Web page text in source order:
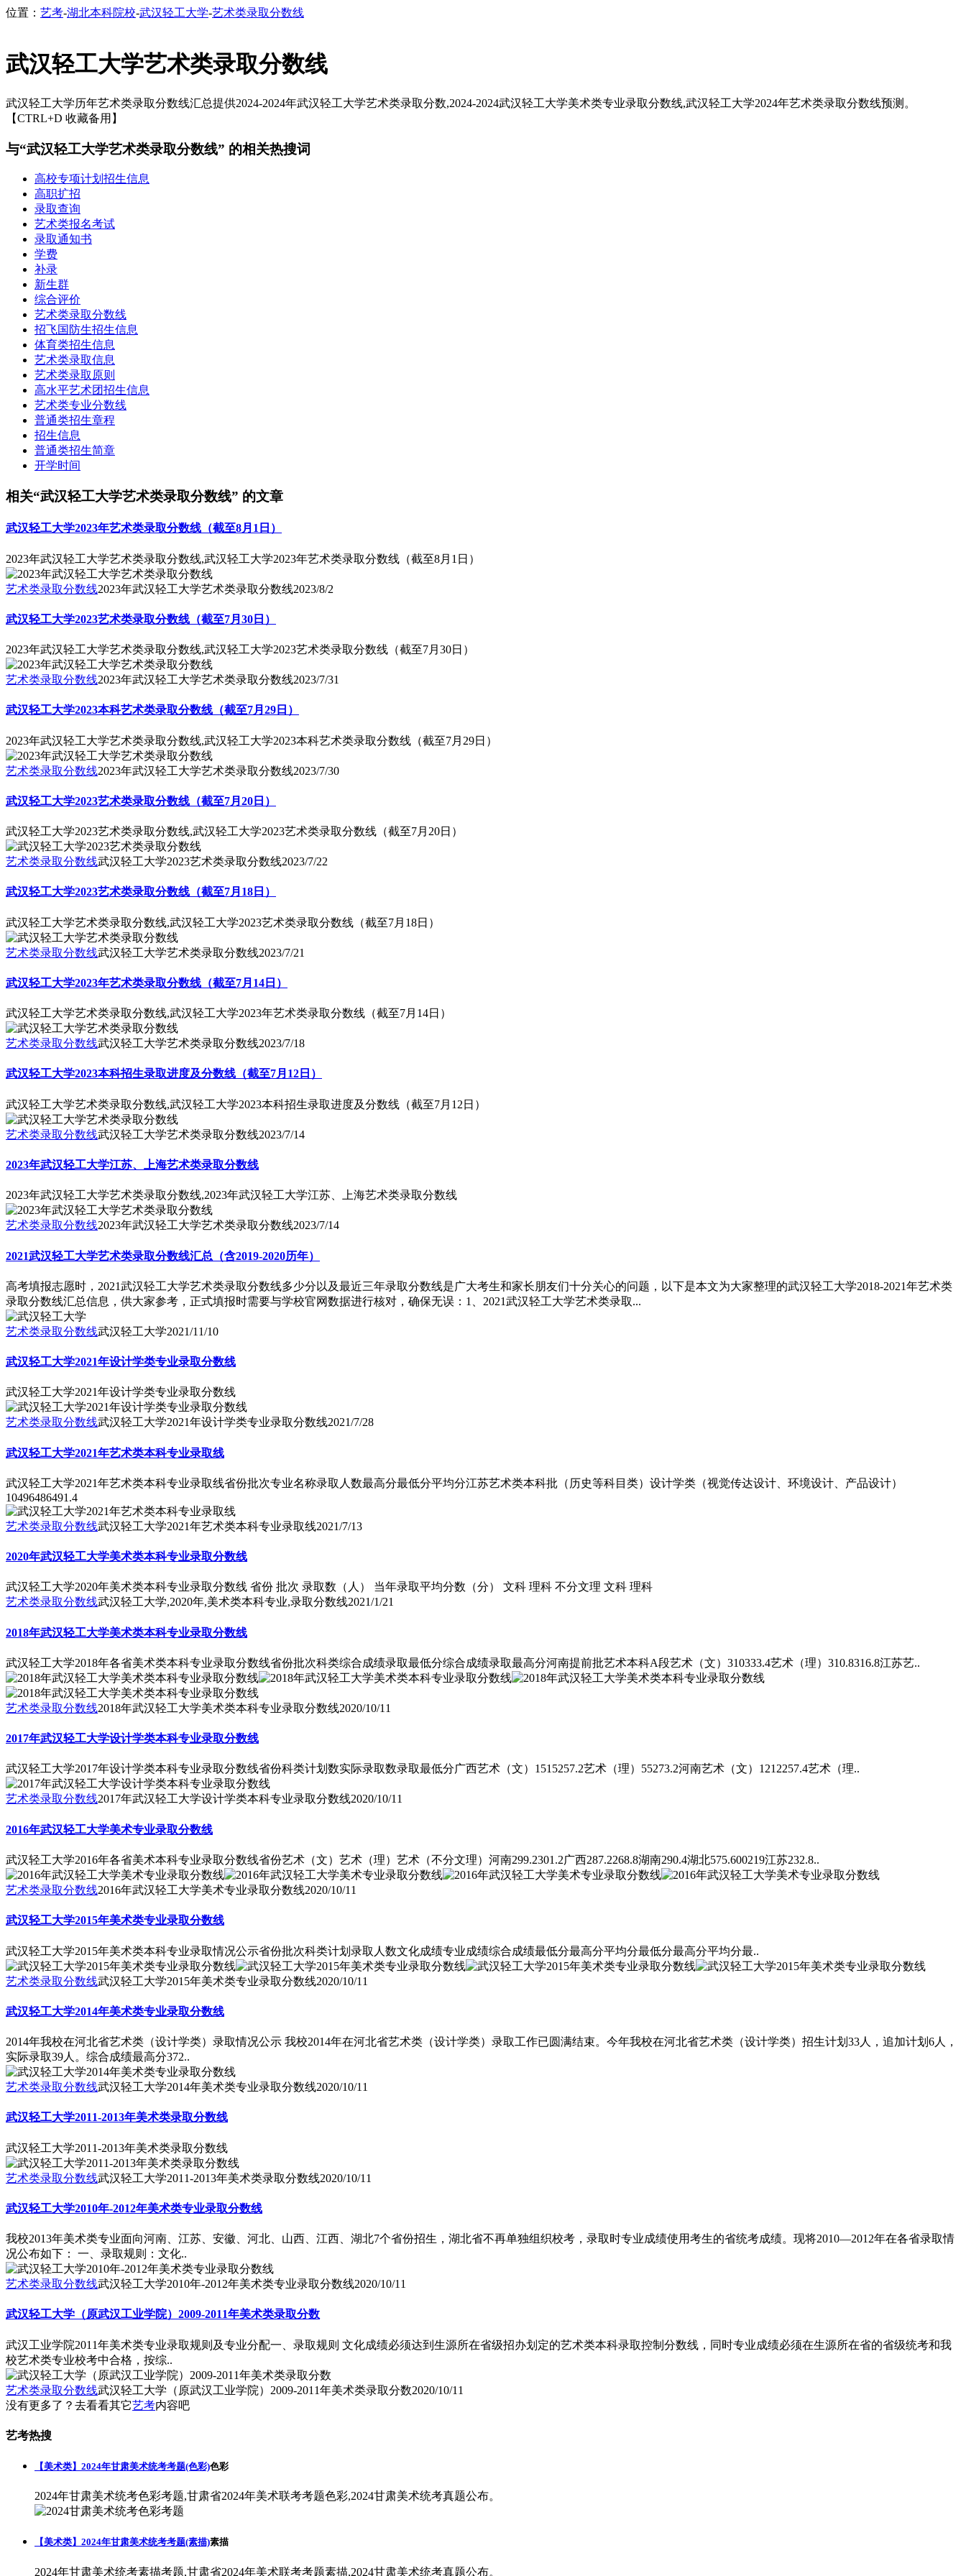
位置： 艺考-湖北本科院校-武汉轻工大学-艺术类录取分数线
武汉轻工大学艺术类录取分数线
武汉轻工大学历年艺术类录取分数线汇总提供2024-2024年武汉轻工大学艺术类录取分数,2024-2024武汉轻工大学美术类专业录取分数线,武汉轻工大学2024年艺术类录取分数线预测。
【CTRL+D 收藏备用】
与“武汉轻工大学艺术类录取分数线” 的相关热搜词
高校专项计划招生信息
高职扩招
录取查询
艺术类报名考试
录取通知书
学费
补录
新生群
综合评价
艺术类录取分数线
招飞国防生招生信息
体育类招生信息
艺术类录取信息
艺术类录取原则
高水平艺术团招生信息
艺术类专业分数线
普通类招生章程
招生信息
普通类招生简章
开学时间
相关“武汉轻工大学艺术类录取分数线” 的文章
武汉轻工大学2023年艺术类录取分数线（截至8月1日）
2023年武汉轻工大学艺术类录取分数线,武汉轻工大学2023年艺术类录取分数线（截至8月1日）
艺术类录取分数线2023年武汉轻工大学艺术类录取分数线2023/8/2
武汉轻工大学2023艺术类录取分数线（截至7月30日）
2023年武汉轻工大学艺术类录取分数线,武汉轻工大学2023艺术类录取分数线（截至7月30日）
艺术类录取分数线2023年武汉轻工大学艺术类录取分数线2023/7/31
武汉轻工大学2023本科艺术类录取分数线（截至7月29日）
2023年武汉轻工大学艺术类录取分数线,武汉轻工大学2023本科艺术类录取分数线（截至7月29日）
艺术类录取分数线2023年武汉轻工大学艺术类录取分数线2023/7/30
武汉轻工大学2023艺术类录取分数线（截至7月20日）
武汉轻工大学2023艺术类录取分数线,武汉轻工大学2023艺术类录取分数线（截至7月20日）
艺术类录取分数线武汉轻工大学2023艺术类录取分数线2023/7/22
武汉轻工大学2023艺术类录取分数线（截至7月18日）
武汉轻工大学艺术类录取分数线,武汉轻工大学2023艺术类录取分数线（截至7月18日）
艺术类录取分数线武汉轻工大学艺术类录取分数线2023/7/21
武汉轻工大学2023年艺术类录取分数线（截至7月14日）
武汉轻工大学艺术类录取分数线,武汉轻工大学2023年艺术类录取分数线（截至7月14日）
艺术类录取分数线武汉轻工大学艺术类录取分数线2023/7/18
武汉轻工大学2023本科招生录取进度及分数线（截至7月12日）
武汉轻工大学艺术类录取分数线,武汉轻工大学2023本科招生录取进度及分数线（截至7月12日）
艺术类录取分数线武汉轻工大学艺术类录取分数线2023/7/14
2023年武汉轻工大学江苏、上海艺术类录取分数线
2023年武汉轻工大学艺术类录取分数线,2023年武汉轻工大学江苏、上海艺术类录取分数线
艺术类录取分数线2023年武汉轻工大学艺术类录取分数线2023/7/14
2021武汉轻工大学艺术类录取分数线汇总（含2019-2020历年）
高考填报志愿时，2021武汉轻工大学艺术类录取分数线多少分以及最近三年录取分数线是广大考生和家长朋友们十分关心的问题，以下是本文为大家整理的武汉轻工大学2018-2021年艺术类
录取分数线汇总信息，供大家参考，正式填报时需要与学校官网数据进行核对，确保无误：1、2021武汉轻工大学艺术类录取...
艺术类录取分数线武汉轻工大学2021/11/10
武汉轻工大学2021年设计学类专业录取分数线
武汉轻工大学2021年设计学类专业录取分数线
艺术类录取分数线武汉轻工大学2021年设计学类专业录取分数线2021/7/28
武汉轻工大学2021年艺术类本科专业录取线
武汉轻工大学2021年艺术类本科专业录取线省份批次专业名称录取人数最高分最低分平均分江苏艺术类本科批（历史等科目类）设计学类（视觉传达设计、环境设计、产品设计）
10496486491.4
艺术类录取分数线武汉轻工大学2021年艺术类本科专业录取线2021/7/13
2020年武汉轻工大学美术类本科专业录取分数线
武汉轻工大学2020年美术类本科专业录取分数线 省份 批次 录取数（人） 当年录取平均分数（分） 文科 理科 不分文理 文科 理科
艺术类录取分数线武汉轻工大学,2020年,美术类本科专业,录取分数线2021/1/21
2018年武汉轻工大学美术类本科专业录取分数线
武汉轻工大学2018年各省美术类本科专业录取分数线省份批次科类综合成绩录取最低分综合成绩录取最高分河南提前批艺术本科A段艺术（文）310333.4艺术（理）310.8316.8江苏艺..
艺术类录取分数线2018年武汉轻工大学美术类本科专业录取分数线2020/10/11
2017年武汉轻工大学设计学类本科专业录取分数线
武汉轻工大学2017年设计学类本科专业录取分数线省份科类计划数实际录取数录取最低分广西艺术（文）1515257.2艺术（理）55273.2河南艺术（文）1212257.4艺术（理..
艺术类录取分数线2017年武汉轻工大学设计学类本科专业录取分数线2020/10/11
2016年武汉轻工大学美术专业录取分数线
武汉轻工大学2016年各省美术本科专业录取分数线省份艺术（文）艺术（理）艺术（不分文理）河南299.2301.2广西287.2268.8湖南290.4湖北575.600219江苏232.8..
艺术类录取分数线2016年武汉轻工大学美术专业录取分数线2020/10/11
武汉轻工大学2015年美术类专业录取分数线
武汉轻工大学2015年美术类本科专业录取情况公示省份批次科类计划录取人数文化成绩专业成绩综合成绩最低分最高分平均分最低分最高分平均分最..
艺术类录取分数线武汉轻工大学2015年美术类专业录取分数线2020/10/11
武汉轻工大学2014年美术类专业录取分数线
2014年我校在河北省艺术类（设计学类）录取情况公示 我校2014年在河北省艺术类（设计学类）录取工作已圆满结束。今年我校在河北省艺术类（设计学类）招生计划33人，追加计划6人，
实际录取39人。综合成绩最高分372..
艺术类录取分数线武汉轻工大学2014年美术类专业录取分数线2020/10/11
武汉轻工大学2011-2013年美术类录取分数线
武汉轻工大学2011-2013年美术类录取分数线
艺术类录取分数线武汉轻工大学2011-2013年美术类录取分数线2020/10/11
武汉轻工大学2010年-2012年美术类专业录取分数线
我校2013年美术类专业面向河南、江苏、安徽、河北、山西、江西、湖北7个省份招生，湖北省不再单独组织校考，录取时专业成绩使用考生的省统考成绩。现将2010―2012年在各省录取情
况公布如下： 一、录取规则：文化..
艺术类录取分数线武汉轻工大学2010年-2012年美术类专业录取分数线2020/10/11
武汉轻工大学（原武汉工业学院）2009-2011年美术类录取分数
武汉工业学院2011年美术类专业录取规则及专业分配一、录取规则 文化成绩必须达到生源所在省级招办划定的艺术类本科录取控制分数线，同时专业成绩必须在生源所在省的省级统考和我
校艺术类专业校考中合格，按综..
艺术类录取分数线武汉轻工大学（原武汉工业学院）2009-2011年美术类录取分数2020/10/11
没有更多了？去看看其它艺考内容吧
艺考热搜
【美术类】2024年甘肃美术统考考题(色彩)色彩
2024年甘肃美术统考色彩考题,甘肃省2024年美术联考考题色彩,2024甘肃美术统考真题公布。
【美术类】2024年甘肃美术统考考题(素描)素描
2024年甘肃美术统考素描考题,甘肃省2024年美术联考考题素描,2024甘肃美术统考真题公布。